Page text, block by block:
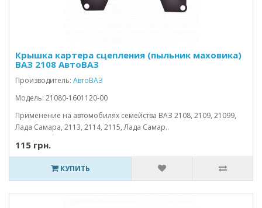
Крышка картера сцепления (пыльник маховика)
ВАЗ 2108 АвтоВАЗ
Производитель: АвтоВАЗ
Модель: 21080-1601120-00
Применение на автомобилях семейства ВАЗ 2108, 2109, 21099,
Лада Самара, 2113, 2114, 2115, Лада Самар..
115 грн.
КУПИТЬ